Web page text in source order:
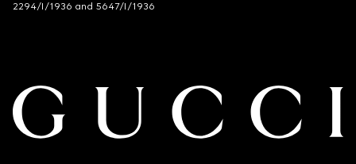
2294/I/1936 and 5647/I/1936